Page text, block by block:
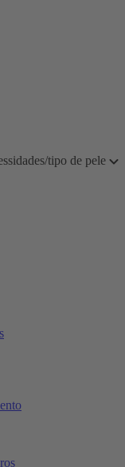
tipo de pele